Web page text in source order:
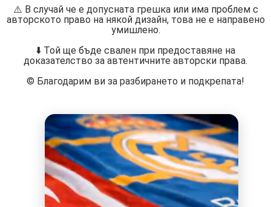
⚠️ В случай че е допусната грешка или има проблем с
авторското право на някой дизайн, това не е направено
умишлено.
⬇️ Той ще бъде свален при предоставяне на
доказателство за автентичните авторски права.
©️ Благодарим ви за разбирането и подкрепата!